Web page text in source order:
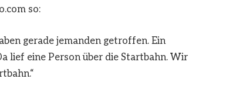
so:
gerade jemanden getroffen. Ein
lief eine Person über die Startbahn. Wir